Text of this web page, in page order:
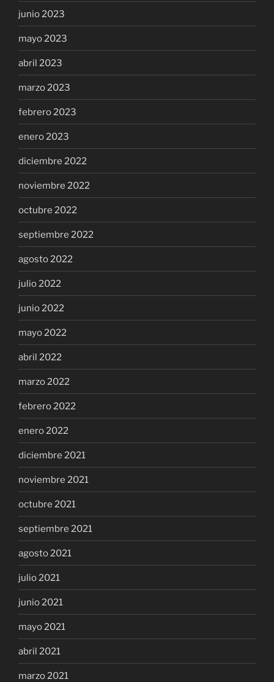
junio 2023
mayo 2023
abril 2023
marzo 2023
febrero 2023
enero 2023
diciembre 2022
noviembre 2022
octubre 2022
septiembre 2022
agosto 2022
julio 2022
junio 2022
mayo 2022
abril 2022
marzo 2022
febrero 2022
enero 2022
diciembre 2021
noviembre 2021
octubre 2021
septiembre 2021
agosto 2021
julio 2021
junio 2021
mayo 2021
abril 2021
marzo 2021